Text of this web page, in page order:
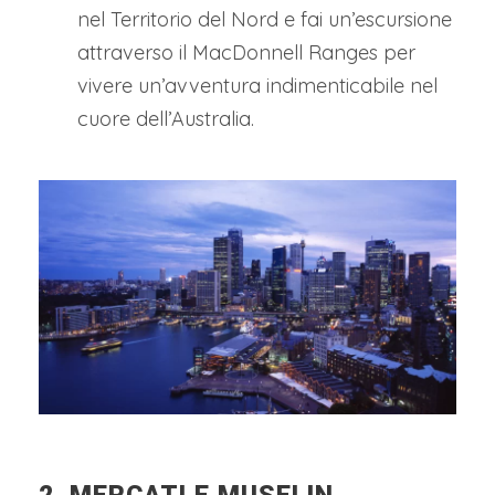
nel Territorio del Nord e fai un’escursione
attraverso il MacDonnell Ranges per
vivere un’avventura indimenticabile nel
cuore dell’Australia.